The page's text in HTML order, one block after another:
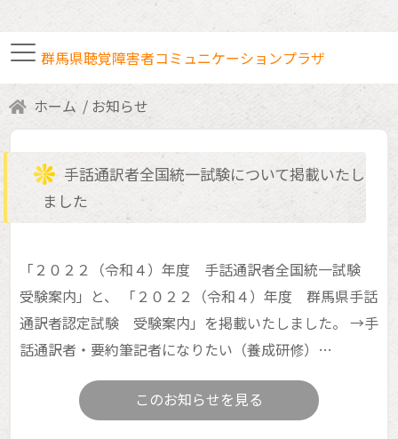
群馬県聴覚障害者コミュニケーションプラザ
手話通訳者・要約筆記者
各種研修・講座案内
ボランティア室利用
交通アクセス
お知らせ
ホーム お知らせ
手話通訳者全国統一試験について掲載いたし
ました
「２０２２（令和４）年度 手話通訳者全国統一試験
受験案内」と、 「２０２２（令和４）年度 群馬県手話
通訳者認定試験 受験案内」を掲載いたしました。 →手
話通訳者・要約筆記者になりたい（養成研修）…
このお知らせを見る